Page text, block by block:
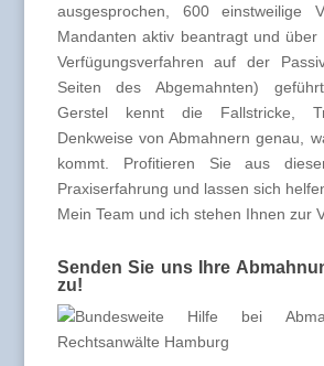
ausgesprochen, 600 einstweilige
Mandanten aktiv beantragt und über
Verfügungsverfahren auf der
Seiten des Abgemahnten)
Gerstel kennt die Fallstricke,
Denkweise von Abmahnern genau,
kommt. Profitieren Sie aus
Praxiserfahrung und lassen sich
Mein Team und ich stehen Ihnen zur
Senden Sie uns Ihre
zu!